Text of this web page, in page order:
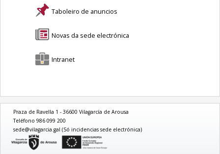
Taboleiro de anuncios
Novas da sede electrónica
Intranet
Praza de Ravella 1 - 36600 Vilagarcía de Arousa
Teléfono 986 099 200
sede@vilagarcia.gal (Só incidencias sede electrónica)